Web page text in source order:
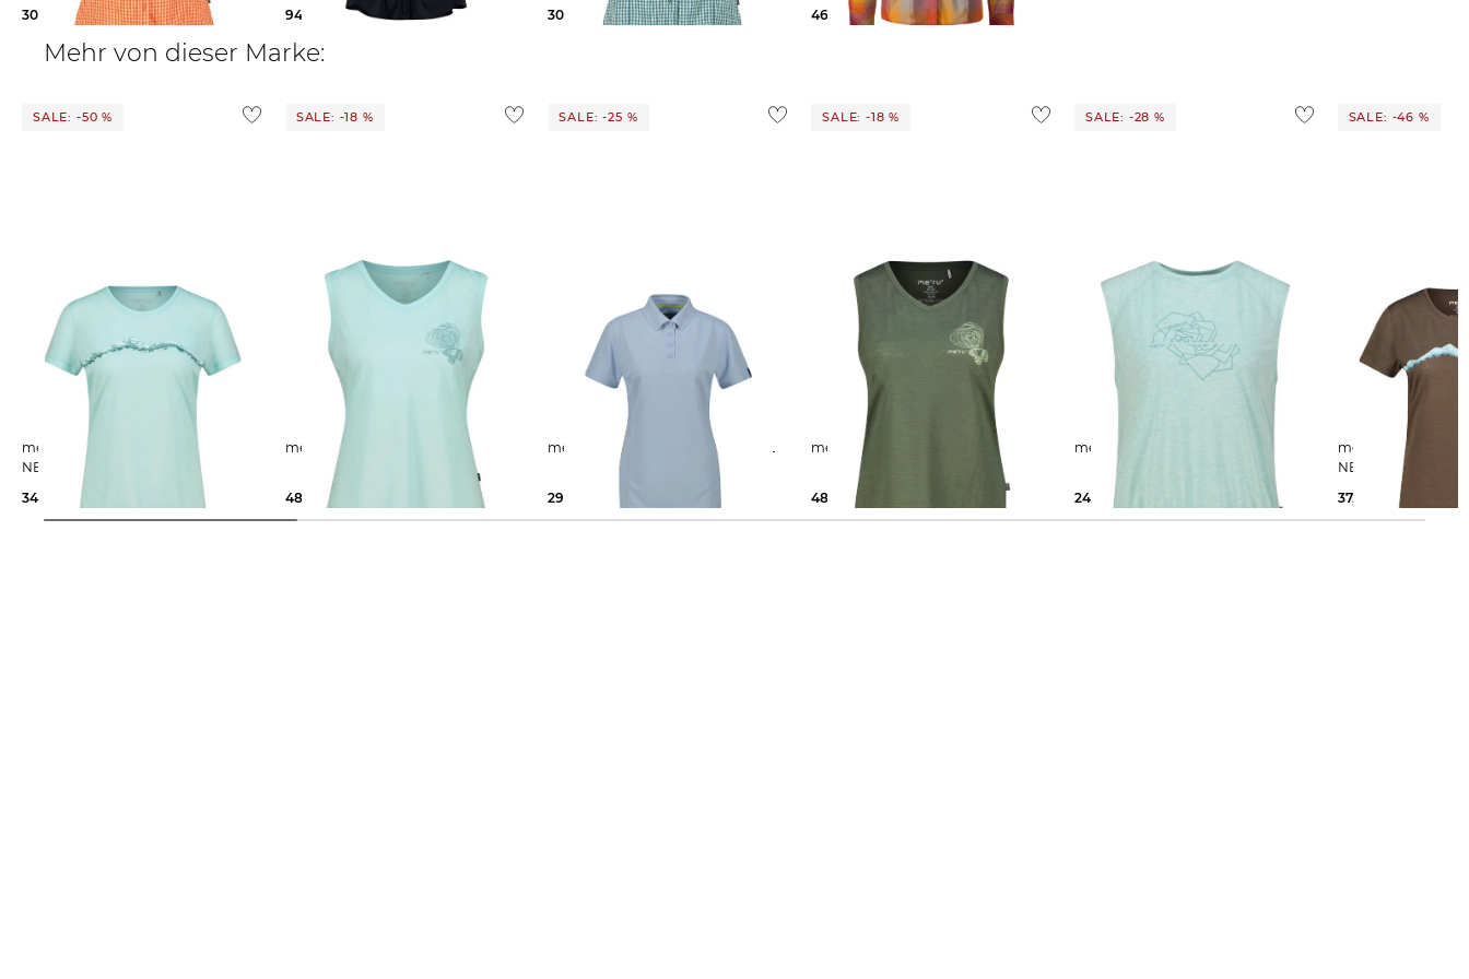
30,00 € 59,95 € 94,99 € 190,00 € 30,00 € 59,95 € 46,75 € 89,95 €
Mehr von dieser Marke:
SALE: -50 %
meru | Damen T-Shirt mit Wolle
NELAS
34,69 €
SALE: -18 %
meru | Damen T-Shirt NISA
48,95 €
SALE: -25 %
meru | Damen Poloshirt BRISTOL
29,99 €
SALE: -18 %
48,95 €
SALE: -28 %
24,99 €
SALE: -46 %
meru | Damen T-Shirt mit Wolle
NELAS
37,49 €
69,95 €